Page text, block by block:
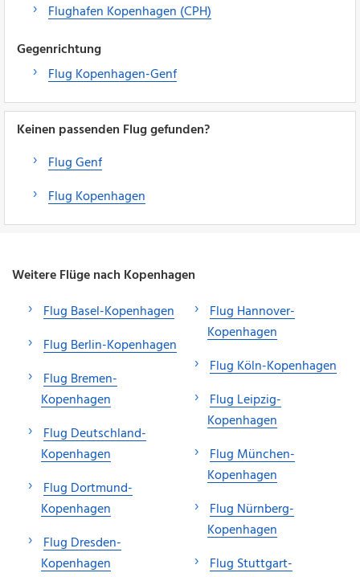
Flughafen Kopenhagen (CPH)
Gegenrichtung
Flug Kopenhagen-Genf
Keinen passenden Flug gefunden?
Flug Genf
Flug Kopenhagen
Weitere Flüge nach Kopenhagen
Flug Basel-Kopenhagen
Flug Berlin-Kopenhagen
Flug Bremen-
Kopenhagen
Flug Deutschland-
Kopenhagen
Flug Dortmund-
Kopenhagen
Flug Dresden-
Kopenhagen
Flug Hannover-
Kopenhagen
Flug Köln-Kopenhagen
Flug Leipzig-
Kopenhagen
Flug München-
Kopenhagen
Flug Nürnberg-
Kopenhagen
Flug Stuttgart-